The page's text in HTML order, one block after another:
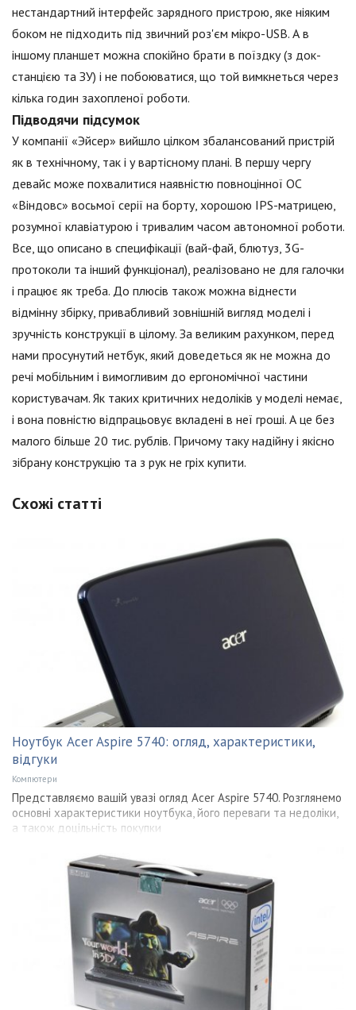
нестандартний інтерфейс зарядного пристрою, яке ніяким
боком не підходить під звичний роз'єм мікро-USB. А в
іншому планшет можна спокійно брати в поїздку (з док-
станцією та ЗУ) і не побоюватися, що той вимкнеться через
кілька годин захопленої роботи.
Підводячи підсумок
У компанії «Эйсер» вийшло цілком збалансований пристрій
як в технічному, так і у вартісному плані. В першу чергу
девайс може похвалитися наявністю повноцінної ОС
«Віндовс» восьмої серії на борту, хорошою IPS-матрицею,
розумної клавіатурою і тривалим часом автономної роботи.
Все, що описано в специфікації (вай-фай, блютуз, 3G-
протоколи та інший функціонал), реалізовано не для галочки
і працює як треба. До плюсів також можна віднести
відмінну збірку, привабливий зовнішній вигляд моделі і
зручність конструкції в цілому. За великим рахунком, перед
нами просунутий нетбук, який доведеться як не можна до
речі мобільним і вимогливим до ергономічної частини
користувачам. Як таких критичних недоліків у моделі немає,
і вона повністю відпрацьовує вкладені в неї гроші. А це без
малого більше 20 тис. рублів. Причому таку надійну і якісно
зібрану конструкцію та з рук не гріх купити.
Схожі статті
Ноутбук Acer Aspire 5740: огляд, характеристики,
відгуки
Компютери
Представляємо вашій увазі огляд Acer Aspire 5740. Розглянемо
основні характеристики ноутбука, його переваги та недоліки,
а також доцільність покупки